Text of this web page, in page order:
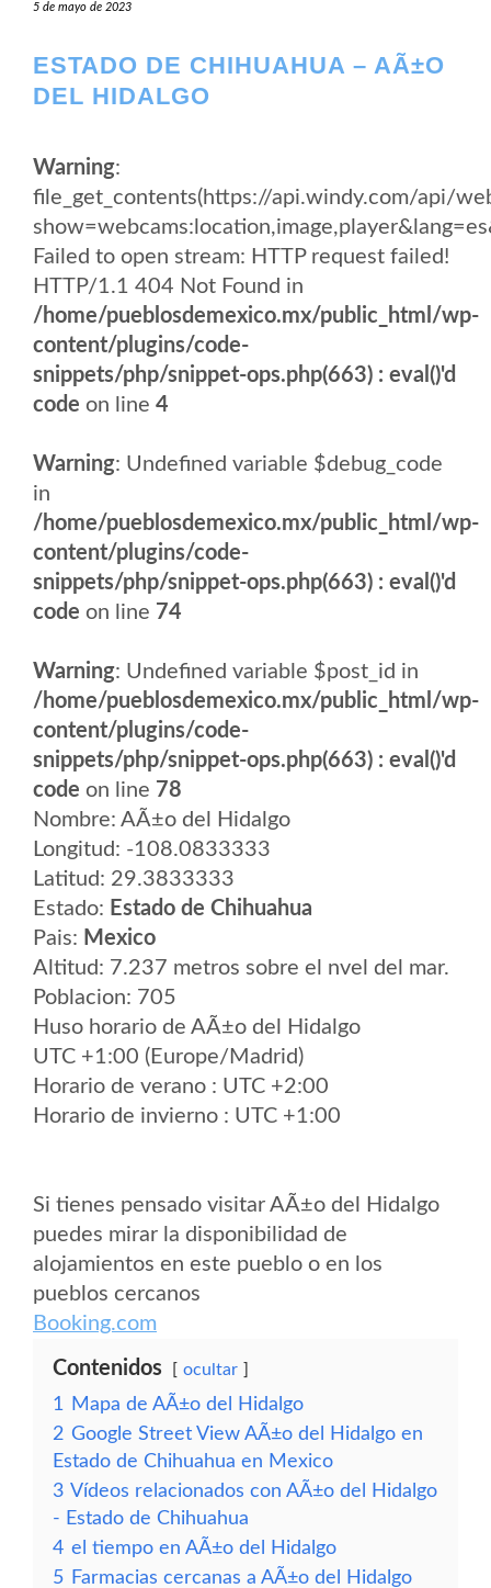
5 de mayo de 2023
ESTADO DE CHIHUAHUA – AÃ±O
DEL HIDALGO
Warning:
file_get_contents(https://api.windy.com/api/
Failed to open stream: HTTP request failed!
HTTP/1.1 404 Not Found in
/home/pueblosdemexico.mx/public_html/wp-
content/plugins/code-
snippets/php/snippet-ops.php(663) : eval()'d
code on line 4
Warning: Undefined variable $debug_code
in
/home/pueblosdemexico.mx/public_html/wp-
content/plugins/code-
snippets/php/snippet-ops.php(663) : eval()'d
code on line 74
Warning: Undefined variable $post_id in
/home/pueblosdemexico.mx/public_html/wp-
content/plugins/code-
snippets/php/snippet-ops.php(663) : eval()'d
code on line 78
Nombre: AÃ±o del Hidalgo
Longitud: -108.0833333
Latitud: 29.3833333
Estado: Estado de Chihuahua
Pais: Mexico
Altitud: 7.237 metros sobre el nvel del mar.
Poblacion: 705
Huso horario de AÃ±o del Hidalgo
UTC +1:00 (Europe/Madrid)
Horario de verano : UTC +2:00
Horario de invierno : UTC +1:00
Si tienes pensado visitar AÃ±o del Hidalgo
puedes mirar la disponibilidad de
alojamientos en este pueblo o en los
pueblos cercanos
Booking.com
Contenidos ocultar
1
Mapa de AÃ±o del Hidalgo
2 Google Street View AÃ±o del Hidalgo en
Estado de Chihuahua en Mexico
3 Vídeos relacionados con AÃ±o del Hidalgo
- Estado de Chihuahua
4 el tiempo en AÃ±o del Hidalgo
5 Farmacias cercanas a AÃ±o del Hidalgo